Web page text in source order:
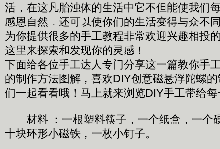
活，在这凡胎浊体的生活中它不但能使我们
感恩自然．还可以使你们的生活变得与众不
为你提供很多的手工教程非常欢迎兴趣相投
这里来探索和发现你的灵感！
下面给各位手工达人专门分享这一篇教你手
的制作方法图解，喜欢DIY创意磁悬浮陀螺
们一起看看哦！马上就来浏览DIY手工带给
材料 ：一根塑料筷子，一个纸盒，一个
十块环形小磁铁，一枚小钉子。